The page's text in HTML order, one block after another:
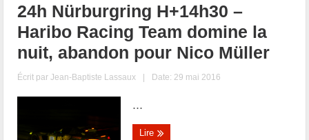
24h Nürburgring H+14h30 –
Haribo Racing Team domine la
nuit, abandon pour Nico Müller
Écrit parJean-Baptiste Lassaux | Date: 29 mai 2016
...
Lire